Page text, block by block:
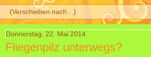
Donnerstag, 22. Mai 2014
Fliegenpilz unterwegs?